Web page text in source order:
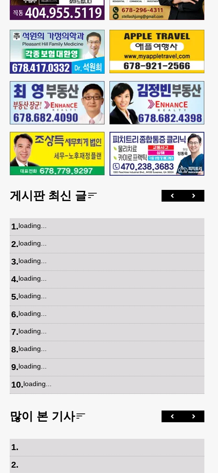
게시판 최신 글
1.loading...
2.loading...
3.loading...
4.loading...
5.loading...
6.loading...
7.loading...
8.loading...
9.loading...
10.loading...
많이 본 기사
1.
2.